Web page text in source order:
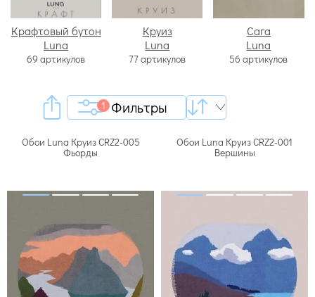
Крафтовый бутон
Luna
69 артикулов
Круиз
Luna
77 артикулов
Сага
Luna
56 артикулов
Фильтры
1
Обои Luna Круиз CRZ2-005
Фьорды
Обои Luna Круиз CRZ2-001
Вершины